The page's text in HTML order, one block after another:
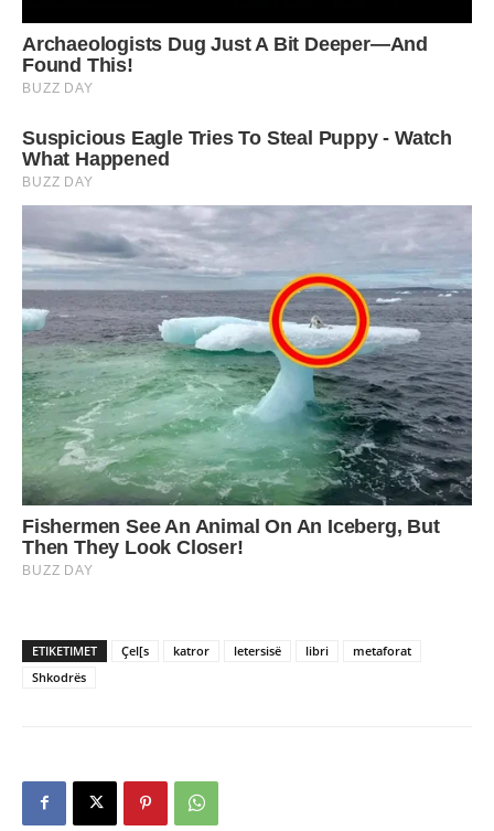
ETIKETIMET Çel[s katror letersisë libri
metaforat
Shkodrës